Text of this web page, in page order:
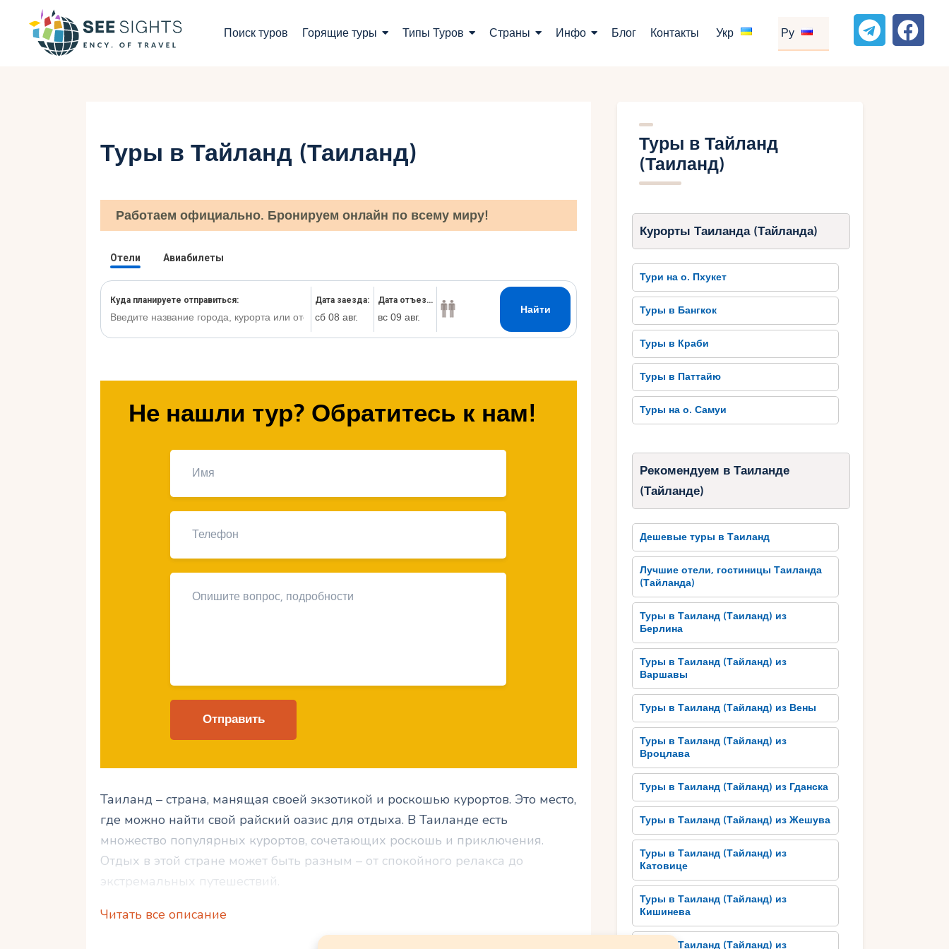
Поиск туров Горящие туры Типы Туров Страны Инфо Блог Контакты Укр Ру
Инфо
Блог
Укр
Ру
Туры в Тайланд (Таиланд)
Работаем официально. Бронируем онлайн по всему миру!
Не нашли тур? Обратитесь к нам!
Таиланд – страна, манящая своей экзотикой и роскошью курортов. Это место,
где можно найти свой райский оазис для отдыха. В Таиланде есть
множество популярных курортов, сочетающих роскошь и приключения.
Отдых в этой стране может быть разным – от спокойного релакса до
экстремальных путешествий.
Здесь можно исследовать незабываемую культуру и природные красоты,
посетить достопримечательности и насладиться архитектурой и
Читать все описание
Туры в Тайланд
(Таиланд)
Курорты Таиланда (Тайланда)
Тури на о. Пхукет
Туры в Бангкок
Туры в Краби
Туры в Паттайю
Туры на о. Самуи
Рекомендуем в Таиланде
(Тайланде)
Дешевые туры в Таиланд
Лучшие отели, гостиницы Таиланда
(Тайланда)
Туры в Таиланд (Таиланд) из
Берлина
Туры в Таиланд (Тайланд) из
Варшавы
Туры в Таиланд (Тайланд) из Вены
Туры в Таиланд (Тайланд) из
Вроцлава
Туры в Таиланд (Тайланд) из Гданска
Туры в Таиланд (Тайланд) из Жешува
Туры в Таиланд (Тайланд) из
Катовице
Туры в Таиланд (Тайланд) из
Кишинева
Туры в Таиланд (Тайланд) из